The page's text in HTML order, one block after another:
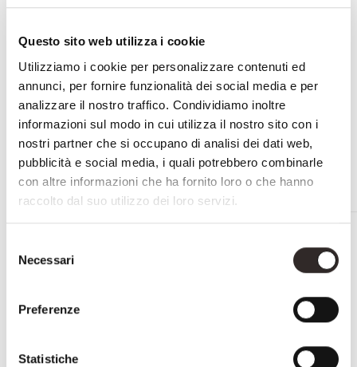
Questo sito web utilizza i cookie
Utilizziamo i cookie per personalizzare contenuti ed
annunci, per fornire funzionalità dei social media e per
analizzare il nostro traffico. Condividiamo inoltre
informazioni sul modo in cui utilizza il nostro sito con i
nostri partner che si occupano di analisi dei dati web,
pubblicità e social media, i quali potrebbero combinarle
con altre informazioni che ha fornito loro o che hanno
raccolto dal suo utilizzo dei loro servizi.
delNecessari
Preferenze
Statistiche
RICHIEDI INFORMAZIONI